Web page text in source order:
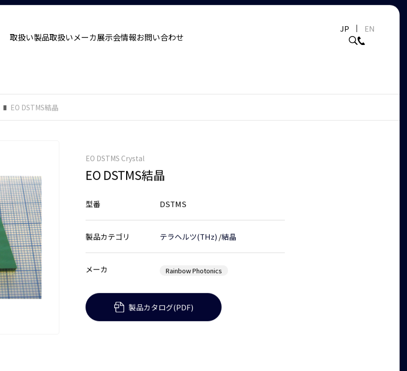
取扱い製品取扱いメーカ展示会情報お問い合わせ
JP EN
EO DSTMS結晶
EO DSTMS Crystal
EO DSTMS結晶
型番 DSTMS
製品カテゴリ テラヘルツ(THz) /結晶
メーカ Rainbow Photonics
製品カタログ(PDF)